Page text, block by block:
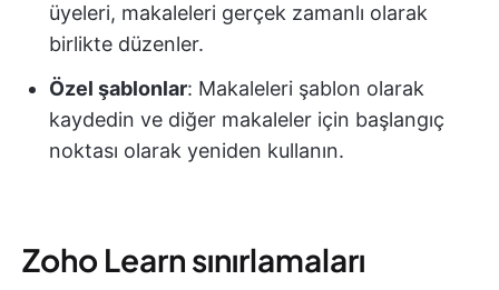
üyeleri, makaleleri gerçek zamanlı olarak
birlikte düzenler.
Özel şablonlar: Makaleleri şablon olarak
kaydedin ve diğer makaleler için başlangıç
noktası olarak yeniden kullanın.
Zoho Learn sınırlamaları